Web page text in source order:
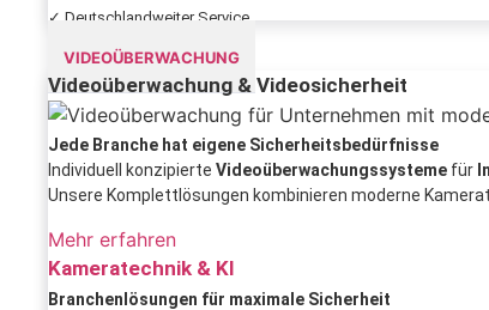
✓ Deutschlandweiter Service
VIDEOÜBERWACHUNG
Videoüberwachung & Videosicherheit
Jede Branche hat eigene Sicherheitsbedürfnisse
Individuell konzipierte Videoüberwachungssysteme für
Unsere Komplettlösungen kombinieren moderne
Mehr erfahren
Kameratechnik & KI
Branchenlösungen für maximale Sicherheit